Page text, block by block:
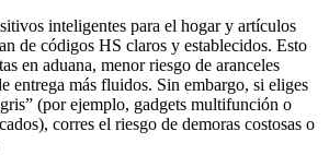
inteligentes para el hogar y artículos
de códigos HS claros y establecidos. Esto
en aduana, menor riesgo de aranceles
entrega más fluidos. Sin embargo, si eliges
(por ejemplo, gadgets multifunción o
corres el riesgo de demoras costosas o